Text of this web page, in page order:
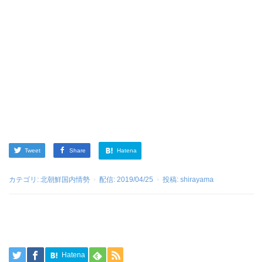
Tweet Share Hatena
カテゴリ: 北朝鮮国内情勢 配信: 2019/04/25 投稿: shirayama
Hatena